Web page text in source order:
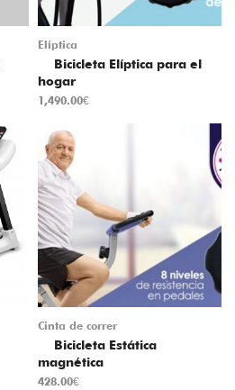
Elíptica
Bicicleta Elíptica para el
hogar
1,490.00€
Cinta de correr
Bicicleta Estática
magnética
428.00€